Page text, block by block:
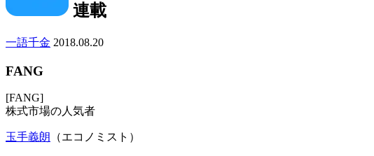
連載
一語千金 2018.08.20
FANG
[FANG]
株式市場の人気者
玉手義朗 （エコノミスト）